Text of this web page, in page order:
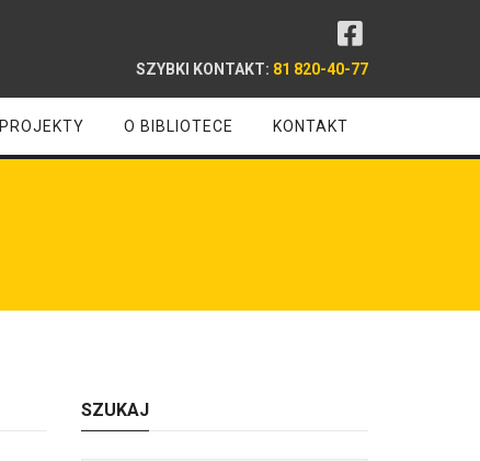
SZYBKI KONTAKT: 81 820-40-77
PROJEKTY O BIBLIOTECE KONTAKT
SZUKAJ